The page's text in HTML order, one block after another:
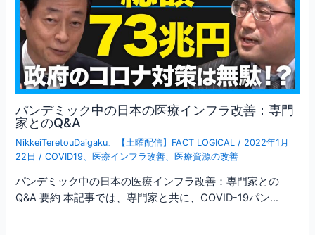
パンデミック中の日本の医療インフラ改善：専門
家とのQ&A
NikkeiTeretouDaigaku 【土曜配信】FACT LOGICAL / 2022年1月
22日 /COVID19 、医療インフラ改善 、医療資源の改善
パンデミック中の日本の医療インフラ改善：専門家との
Q&A 要約 本記事では、専門家と共に、COVID-19パン…